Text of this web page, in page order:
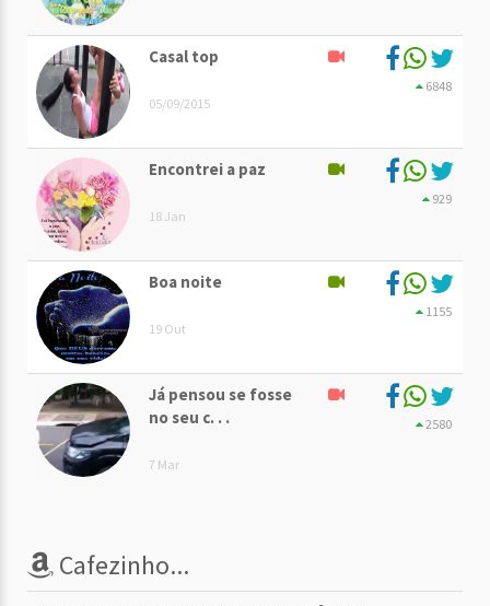
Casal top
05/09/2015
6848
Encontrei a paz
18 Jan
929
Boa noite
19 Out
1155
Já pensou se fosse
no seu c. . .
7 Mar
2580
Cafezinho...